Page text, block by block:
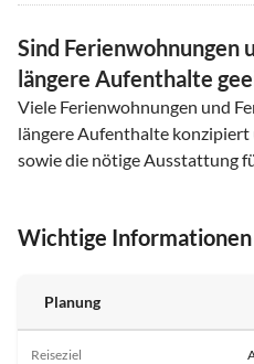
Sind Ferienwohnungen
längere Aufenthalte
Viele Ferienwohnungen und
längere Aufenthalte
sowie die nötige Ausstattung
Wichtige
Planung
Reiseziel